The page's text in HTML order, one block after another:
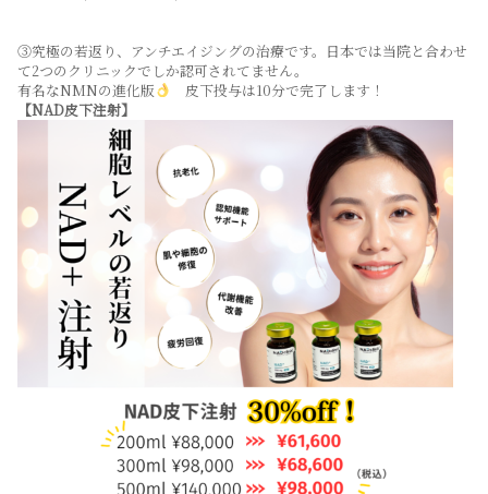
③究極の若返り、アンチエイジングの治療です。日本では当院と合わせ
て2つのクリニックでしか認可されてません。
有名なNMNの進化版
皮下投与は10分で完了します！
【NAD皮下注射】